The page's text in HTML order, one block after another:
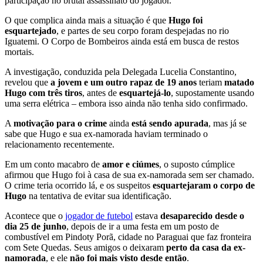
O que complica ainda mais a situação é que Hugo foi
esquartejado, e partes de seu corpo foram despejadas no rio
Iguatemi. O Corpo de Bombeiros ainda está em busca de restos
mortais.
A investigação, conduzida pela Delegada Lucelia Constantino,
revelou que a jovem e um outro rapaz de 19 anos teriam matado
Hugo com três tiros, antes de esquartejá-lo, supostamente usando
uma serra elétrica – embora isso ainda não tenha sido confirmado.
A motivação para o crime ainda está sendo apurada, mas já se
sabe que Hugo e sua ex-namorada haviam terminado o
relacionamento recentemente.
Em um conto macabro de amor e ciúmes, o suposto cúmplice
afirmou que Hugo foi à casa de sua ex-namorada sem ser chamado.
O crime teria ocorrido lá, e os suspeitos esquartejaram o corpo de
Hugo na tentativa de evitar sua identificação.
Acontece que o jogador de futebol estava desaparecido desde o
dia 25 de junho, depois de ir a uma festa em um posto de
combustível em Pindoty Porã, cidade no Paraguai que faz fronteira
com Sete Quedas. Seus amigos o deixaram perto da casa da ex-
namorada, e ele não foi mais visto desde então.